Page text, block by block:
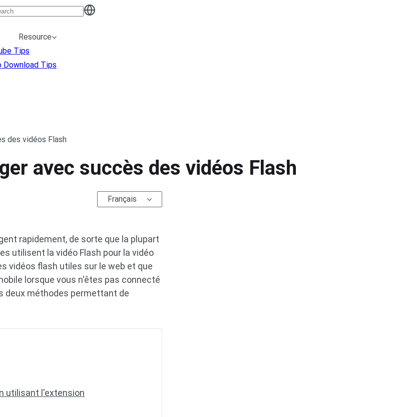
Resource
Tips
Download Tips
des vidéos Flash
avec succès des vidéos Flash
Français
rapidement, de sorte que la plupart
utilisent la vidéo Flash pour la vidéo
vidéos flash utiles sur le web et que
lorsque vous n'êtes pas connecté
deux méthodes permettant de
utilisant l'extension